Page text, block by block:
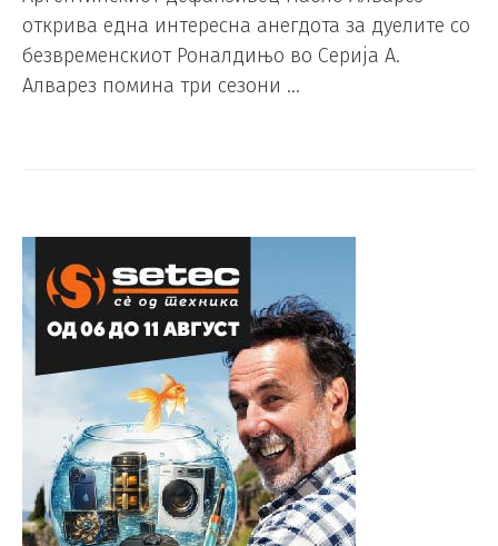
открива една интересна анегдота за дуелите со
безвременскиот Роналдињо во Серија А.
Алварез помина три сезони …